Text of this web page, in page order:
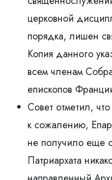
церковной
порядка, лишен
Копия данного
всем членам
епископов
Совет отметил,
к сожалению,
не получило еще
Патриархата